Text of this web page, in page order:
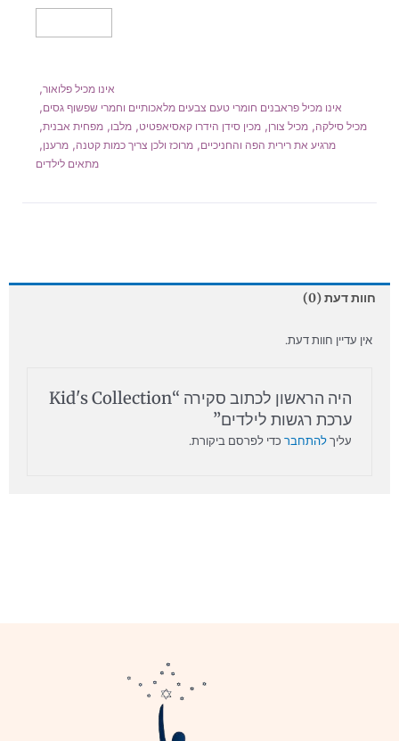
אינו מכיל פלואור,
אינו מכיל פראבנים חומרי טעם צבעים מלאכותיים וחמרי שפשוף גסים,
מכיל סילקה, מכיל צורן, מכין סידן הידרו קאסיאפטיט, מלבו, מפחית אבנית,
מרגיע את רירית הפה והחניכיים, מרוכז ולכן צריך כמות קטנה, מרענן,
מתאים לילדים
חוות דעת (0)
אין עדיין חוות דעת.
היה הראשון לכתוב סקירה “Kid's Collection
ערכת רגשות לילדים”
עליךלהתחברכדי לפרסם ביקורת.